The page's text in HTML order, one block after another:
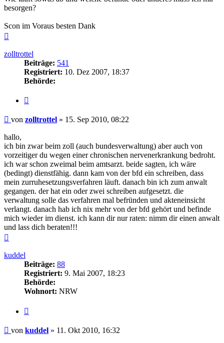
besorgen?
Scon im Voraus besten Dank
zolltrottel
Beiträge: 541
Registriert: 10. Dez 2007, 18:37
Behörde:
Beitrag
von zolltrottel » 15. Sep 2010, 08:22
hallo,
ich bin zwar beim zoll (auch bundesverwaltung) aber auch von
vorzeitiger du wegen einer chronischen nervenerkrankung bedroht.
ich war schon zweimal beim amtsarzt. beide sagten, ich wäre
(bedingt) dienstfähig. dann kam von der bfd ein schreiben, dass
mein zurruhesetzungsverfahren läuft. danach bin ich zum anwalt
gegangen. der hat ein oder zwei schreiben aufgesetzt. die
verwaltung solle das verfahren mal befründen und akteneinsicht
verlangt. danach hab ich nix mehr von der bfd gehört und befinde
mich wieder im dienst. ich kann dir nur raten: nimm dir einen anwalt
und lass dich beraten!!!
kuddel
Beiträge: 88
Registriert: 9. Mai 2007, 18:23
Behörde:
Wohnort: NRW
Beitrag
von kuddel » 11. Okt 2010, 16:32